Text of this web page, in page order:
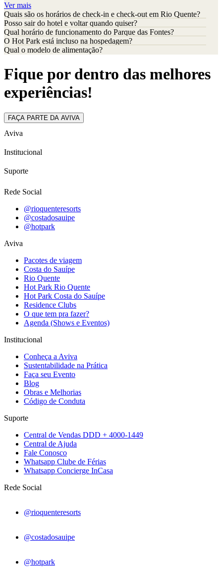
Ver mais
Quais são os horários de check-in e check-out em Rio Quente?
Posso sair do hotel e voltar quando quiser?
Qual horário de funcionamento do Parque das Fontes?
O Hot Park está incluso na hospedagem?
Qual o modelo de alimentação?
Fique por dentro das melhores
experiências!
FAÇA PARTE DA AVIVA
Aviva
Institucional
Suporte
Rede Social
@rioquenteresorts
@costadosauipe
@hotpark
Aviva
Pacotes de viagem
Costa do Sauípe
Rio Quente
Hot Park Rio Quente
Hot Park Costa do Sauípe
Residence Clubs
O que tem pra fazer?
Agenda (Shows e Eventos)
Institucional
Conheça a Aviva
Sustentabilidade na Prática
Faça seu Evento
Blog
Obras e Melhorias
Código de Conduta
Suporte
Central de Vendas DDD + 4000-1449
Central de Ajuda
Fale Conosco
Whatsapp Clube de Férias
Whatsapp Concierge InCasa
Rede Social
@rioquenteresorts
@costadosauipe
@hotpark